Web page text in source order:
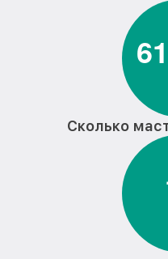
61
Сколько